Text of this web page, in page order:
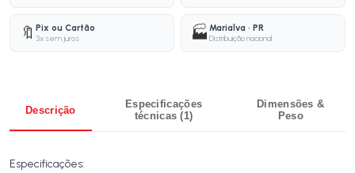
🔖 Pix ou Cartão
3x sem juros
🏭 Marialva · PR
Distribuição nacional
Descrição
Especificações
técnicas (1)
Dimensões &
Peso
Especificações: